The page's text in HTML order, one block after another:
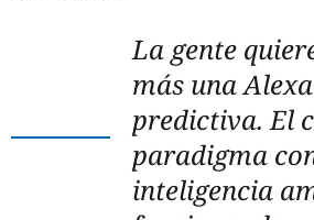
La gente
más una
predictiva. El
paradigma
inteligencia